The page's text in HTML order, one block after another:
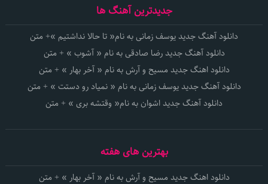
جدیدترین آهنگ ها
دانلود آهنگ جدید یوسف زمانی به نام« تا حالا نداشتیم »+ متن
دانلود آهنگ جدید رضا صادقی به نام « آشوب » + متن
دانلود اهنگ جدید مسیح و آرش به نام « آخر بهار » + متن
دانلود آهنگ جدید یوسف زمانی به نام « نمیاد رو دستت » + متن
دانلود آهنگ جدید اشوان به نام« وقتشه بری » + متن
بهترین های هفته
دانلود اهنگ جدید مسیح و آرش به نام « آخر بهار » + متن